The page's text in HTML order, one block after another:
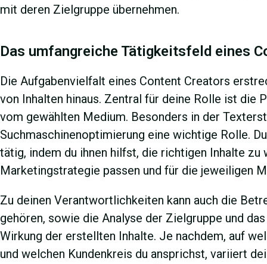
mit deren Zielgruppe übernehmen.
Das umfangreiche Tätigkeitsfeld eines
Die Aufgabenvielfalt eines Content Creators
von Inhalten hinaus. Zentral für deine Rolle ist die
vom gewählten Medium. Besonders in der
Suchmaschinenoptimierung eine wichtige Rolle.
tätig, indem du ihnen hilfst, die richtigen Inhalte zu
Marketingstrategie passen und für die jeweiligen
Zu deinen Verantwortlichkeiten kann auch die
gehören, sowie die Analyse der Zielgruppe und
Wirkung der erstellten Inhalte. Je nachdem, auf
und welchen Kundenkreis du ansprichst, variiert